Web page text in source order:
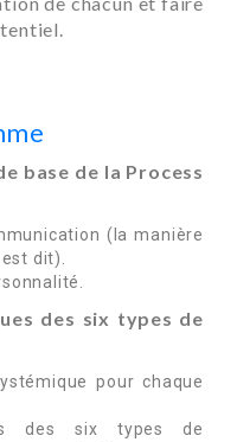
base de la Process
(la manière
dit).
des six types de
pour chaque
des six types de